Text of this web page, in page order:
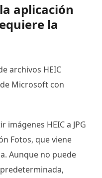
aplicación
la
archivos HEIC
Microsoft con
HEIC a JPG
Fotos, que viene
Aunque no puede